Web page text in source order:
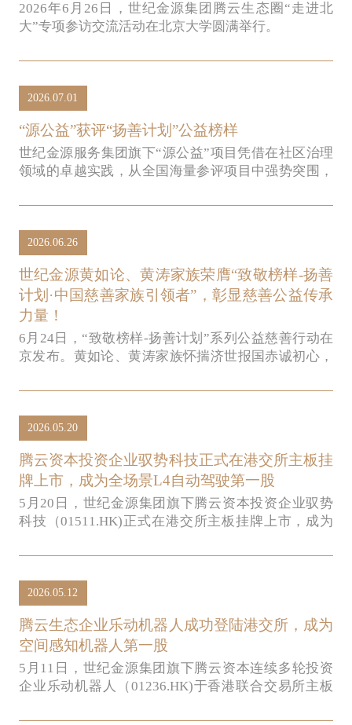
2026年6月26日，世纪金源集团腾云生态圈“走进北
大”专项参访交流活动在北京大学圆满举行。
2026.07.01
“源公益”获评“扬善计划”公益榜样
世纪金源服务集团旗下“源公益”项目凭借在社区治理
领域的卓越实践，从全国海量参评项目中强势突围，
2026.06.26
世纪金源黄如论、黄涛家族荣膺“致敬榜样-扬善
计划·中国慈善家族引领者”，彰显慈善公益传承
力量！
6月24日，“致敬榜样-扬善计划”系列公益慈善行动在
京发布。黄如论、黄涛家族怀揣济世报国赤诚初心，
慈善传承，荣膺“致敬榜样-扬善计划·中国慈善家族引
2026.05.20
腾云资本投资企业驭势科技正式在港交所主板挂
牌上市，成为全场景L4自动驾驶第一股
5月20日，世纪金源集团旗下腾云资本投资企业驭势
科技（01511.HK)正式在港交所主板挂牌上市，成为
2026.05.12
腾云生态企业乐动机器人成功登陆港交所，成为
空间感知机器人第一股
5月11日，世纪金源集团旗下腾云资本连续多轮投资
企业乐动机器人（01236.HK)于香港联合交易所主板